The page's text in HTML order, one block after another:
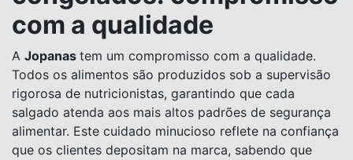
com a qualidade
A Jopanas tem um compromisso com a qualidade.
Todos os alimentos são produzidos sob a supervisão
rigorosa de nutricionistas, garantindo que cada
salgado atenda aos mais altos padrões de segurança
alimentar. Este cuidado minucioso reflete na confiança
que os clientes depositam na marca, sabendo que